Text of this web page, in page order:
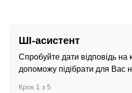
ШІ-асистент
Спробуйте дати відповідь на
допоможу підібрати для Вас
Крок 1 з 5